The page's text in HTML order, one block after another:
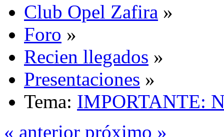
Club Opel Zafira »
Foro »
Recien llegados »
Presentaciones »
Tema: IMPORTANTE:
« anterior próximo »